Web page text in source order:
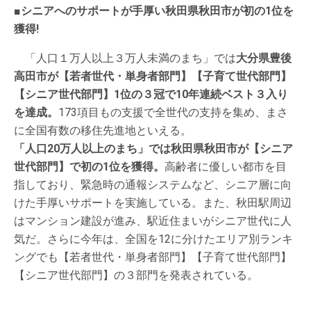
■シニアへのサポートが手厚い秋田県秋田市が初の1位を
獲得!
「人口１万人以上３万人未満のまち」では大分県豊後
高田市が【若者世代・単身者部門】【子育て世代部門】
【シニア世代部門】1位の３冠で10年連続ベスト３入り
を達成。 173項目もの支援で全世代の支持を集め、まさ
に全国有数の移住先進地といえる。
「人口20万人以上のまち」では秋田県秋田市が【シニア
世代部門】で初の1位を獲得。 高齢者に優しい都市を目
指しており、緊急時の通報システムなど、シニア層に向
けた手厚いサポートを実施している。また、秋田駅周辺
はマンション建設が進み、駅近住まいがシニア世代に人
気だ。さらに今年は、全国を12に分けたエリア別ランキ
ングでも【若者世代・単身者部門】【子育て世代部門】
【シニア世代部門】の３部門を発表されている。